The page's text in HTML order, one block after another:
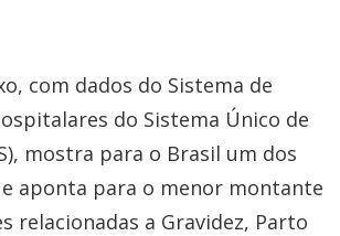
com dados do Sistema de
do Sistema Único de
mostra para o Brasil um dos
aponta para o menor montante
relacionadas a Gravidez, Parto